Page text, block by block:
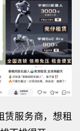
赁服务商，想租